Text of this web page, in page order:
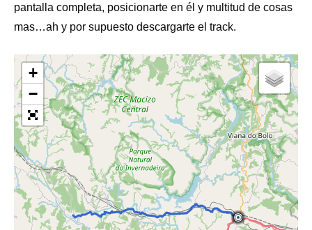
pantalla completa, posicionarte en él y multitud de cosas
mas…ah y por supuesto descargarte el track.
+
−